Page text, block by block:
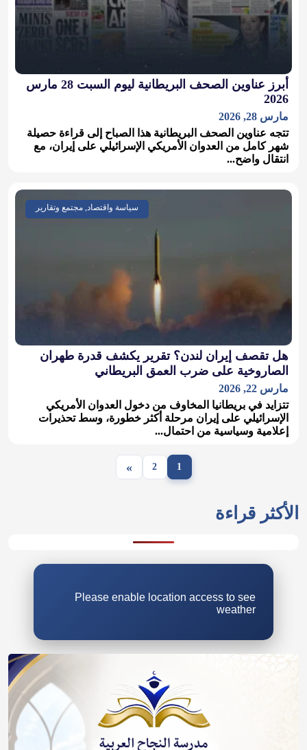
أبرز عناوين الصحف البريطانية ليوم السبت 28 مارس
2026
مارس 28, 2026
تتجه عناوين الصحف البريطانية هذا الصباح إلى قراءة حصيلة
شهر كامل من العدوان الأمريكي الإسرائيلي على إيران، مع
انتقال واضح...
سياسة واقتصاد, مجتمع وتقارير
هل تقصف إيران لندن؟ تقرير يكشف قدرة طهران
الصاروخية على ضرب العمق البريطاني
مارس 22, 2026
تتزايد في بريطانيا المخاوف من دخول العدوان الأمريكي
الإسرائيلي على إيران مرحلة أكثر خطورة، وسط تحذيرات
إعلامية وسياسية من احتمال...
1
2
»
الأكثر قراءة
Please enable location access to see
weather